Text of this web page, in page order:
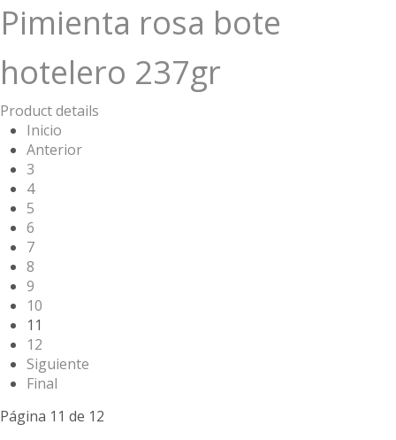
Pimienta rosa bote
hotelero 237gr
Product details
Inicio
Anterior
3
4
5
6
7
8
9
10
11
12
Siguiente
Final
Página 11 de 12